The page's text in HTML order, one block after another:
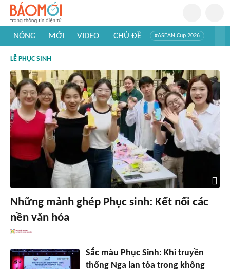
NÓNG MỚI VIDEO CHỦ ĐỀ #ASEAN Cup 2026
#Khám phá thế giới
LỄ PHỤC SINH
Những mảnh ghép Phục sinh: Kết nối các
nền văn hóa
Sắc màu Phục Sinh: Khi truyền
thống Nga lan tỏa trong không